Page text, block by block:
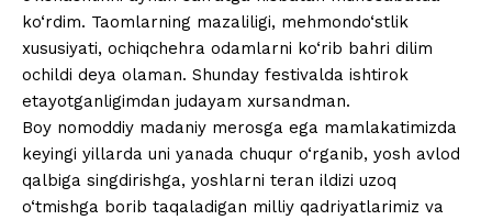
ko‘rdim. Taomlarning mazaliligi, mehmondo‘stlik
xususiyati, ochiqchehra odamlarni ko‘rib bahri dilim
ochildi deya olaman. Shunday festivalda ishtirok
etayotganligimdan judayam xursandman.
Boy nomoddiy madaniy merosga ega mamlakatimizda
keyingi yillarda uni yanada chuqur o‘rganib, yosh avlod
qalbiga singdirishga, yoshlarni teran ildizi uzoq
o‘tmishga borib taqaladigan milliy qadriyatlarimiz va